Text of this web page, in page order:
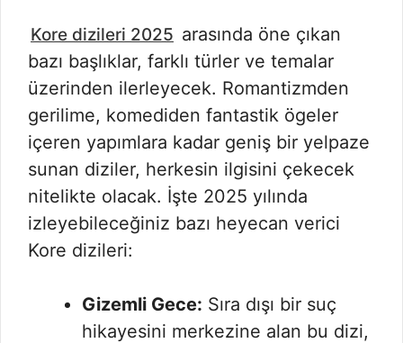
Kore dizileri 2025 arasında öne çıkan
bazı başlıklar, farklı türler ve temalar
üzerinden ilerleyecek. Romantizmden
gerilime, komediden fantastik ögeler
içeren yapımlara kadar geniş bir yelpaze
sunan diziler, herkesin ilgisini çekecek
nitelikte olacak. İşte 2025 yılında
izleyebileceğiniz bazı heyecan verici
Kore dizileri:
Gizemli Gece: Sıra dışı bir suç
hikayesini merkezine alan bu dizi,